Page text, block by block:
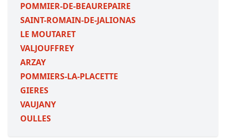
POMMIER-DE-BEAUREPAIRE
SAINT-ROMAIN-DE-JALIONAS
LE MOUTARET
VALJOUFFREY
ARZAY
POMMIERS-LA-PLACETTE
GIERES
VAUJANY
OULLES